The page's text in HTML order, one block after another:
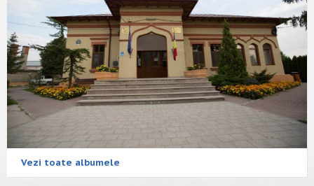
Vezi toate albumele